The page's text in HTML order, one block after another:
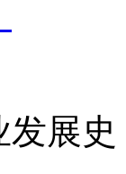
展史